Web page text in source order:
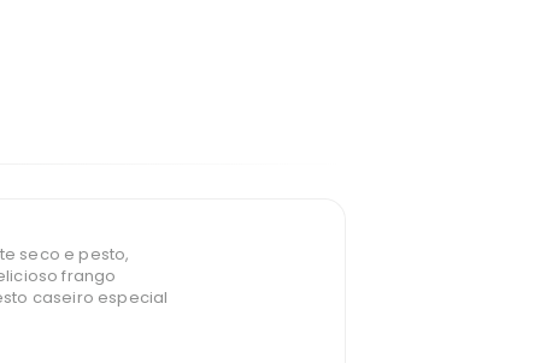
seco e pesto,
frango
caseiro especial